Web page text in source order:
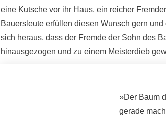
eine Kutsche vor ihr Haus, ein reicher
Bauersleute erfüllen diesen Wunsch gern
sich heraus, dass der Fremde der Sohn des
hinausgezogen und zu einem Meisterdieb
»Der Baum
gerade